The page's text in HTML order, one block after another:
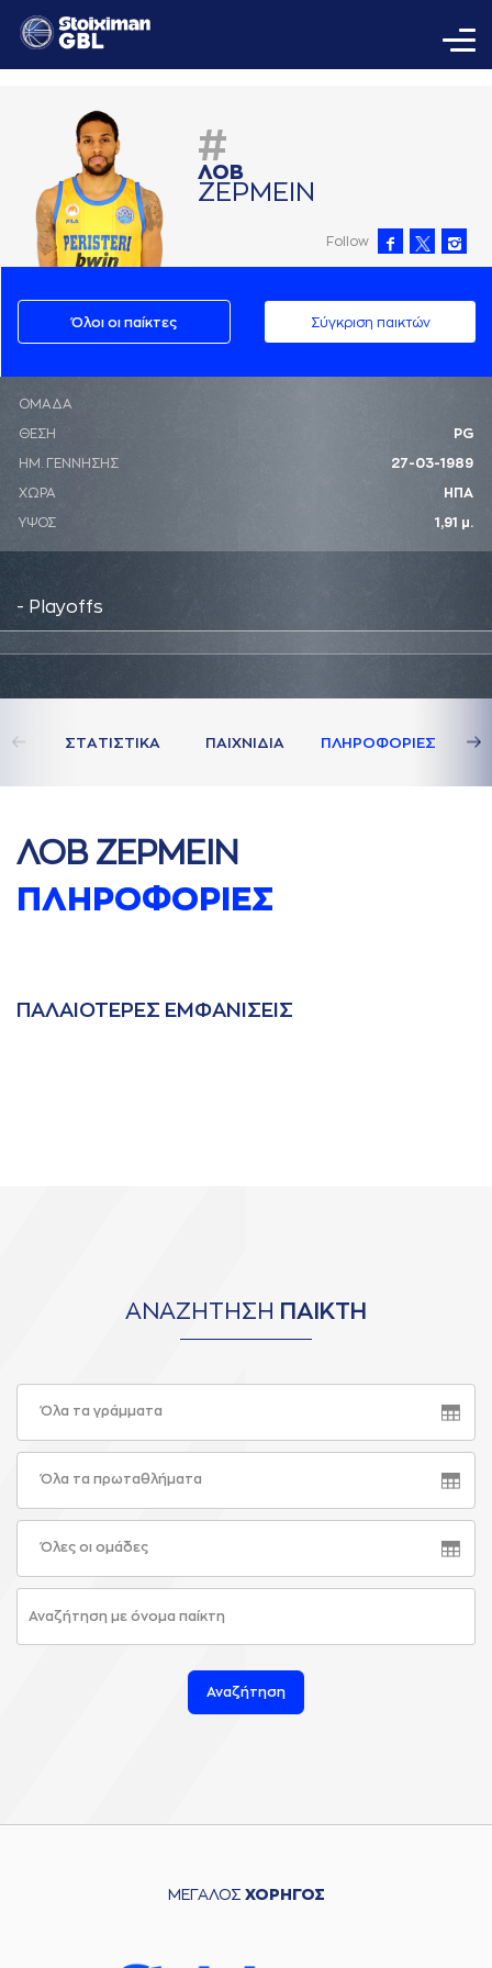
#
ΛΟΒ
ΖΕΡΜΕΙΝ
Follow
Όλοι οι παίκτες Σύγκριση παικτών
ΟΜΑΔΑ
ΘΕΣΗ PG
ΗΜ. ΓΕΝΝΗΣΗΣ 27-03-1989
ΧΩΡΑ ΗΠΑ
ΥΨΟΣ 1,91 μ.
- Playoffs
ΣΤAΤΙΣΤΙΚA ΠAΙΧΝΙΔΙA ΠΛΗΡΟΦΟΡΙΕΣ
ΛΟΒ ΖΕΡΜΕΙΝ
ΠΛΗΡΟΦΟΡΙΕΣ
ΠAΛAΙΟΤΕΡΕΣ ΕΜΦAΝΙΣΕΙΣ
ΑΝΑΖΗΤΗΣΗ ΠΑΙΚΤΗ
Όλα τα γράμματα
Όλα τα πρωταθλήματα
Όλες οι ομάδες
Αναζήτηση
ΜΕΓΑΛΟΣ ΧΟΡΗΓΟΣ